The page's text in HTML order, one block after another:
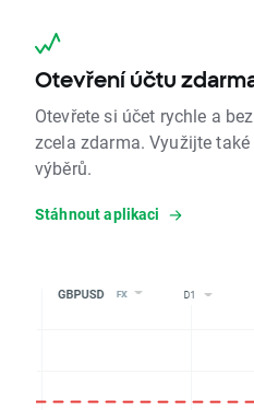
Otevření účtu
Otevřete si účet rychle a
zcela zdarma. Využijte
výběrů.
Stáhnout aplikaci